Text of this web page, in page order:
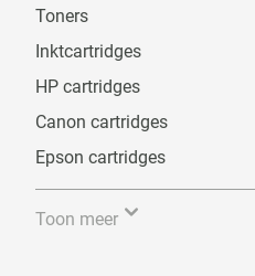
Toners
Inktcartridges
HP cartridges
Canon cartridges
Epson cartridges
Toon meer